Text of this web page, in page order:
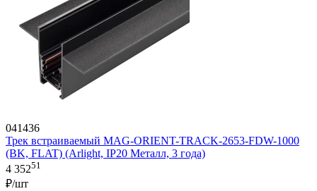
041436
Трек встраиваемый MAG-ORIENT-TRACK-2653-FDW-1000
(BK, FLAT) (Arlight, IP20 Металл, 3 года)
4 35251
₽/шт